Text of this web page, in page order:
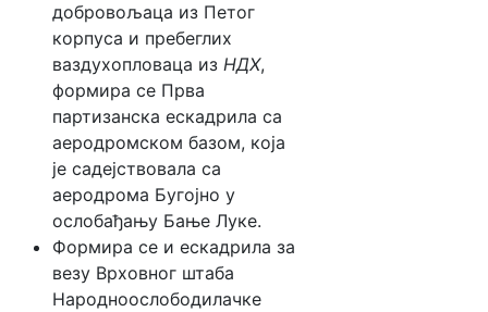
добровољаца из Петог
корпуса и пребеглих
ваздухопловаца из НДХ,
формира се Прва
партизанска ескадрила са
аеродромском базом, која
је садејствовала са
аеродрома Бугојно у
ослобађању Бање Луке.
Формира се и ескадрила за
везу Врховног штаба
Народноослободилачке